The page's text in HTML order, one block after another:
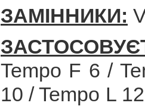
ЗАМІННИКИ:
Tempo F 6 /
10 / Tempo L